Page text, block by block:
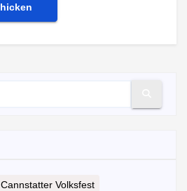
Cannstatter Volksfest